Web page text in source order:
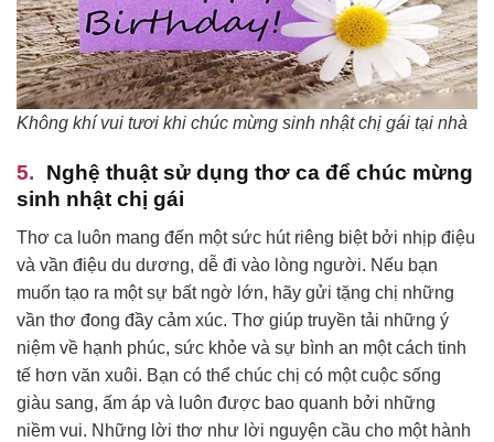
Không khí vui tươi khi chúc mừng sinh nhật chị gái tại nhà
Nghệ thuật sử dụng thơ ca để chúc mừng
sinh nhật chị gái
Thơ ca luôn mang đến một sức hút riêng biệt bởi nhịp điệu
và vần điệu du dương, dễ đi vào lòng người. Nếu bạn
muốn tạo ra một sự bất ngờ lớn, hãy gửi tặng chị những
vần thơ đong đầy cảm xúc. Thơ giúp truyền tải những ý
niệm về hạnh phúc, sức khỏe và sự bình an một cách tinh
tế hơn văn xuôi. Bạn có thể chúc chị có một cuộc sống
giàu sang, ấm áp và luôn được bao quanh bởi những
niềm vui. Những lời thơ như lời nguyện cầu cho một hành